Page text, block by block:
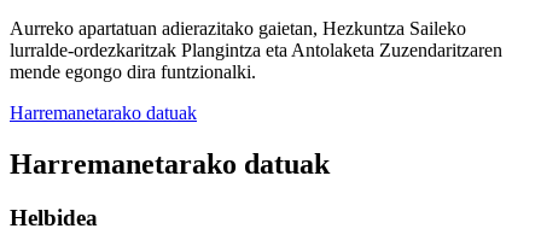
Aurreko apartatuan adierazitako gaietan, Hezkuntza Saileko
lurralde-ordezkaritzak Plangintza eta Antolaketa Zuzendaritzaren
mende egongo dira funtzionalki.
Harremanetarako datuak
Harremanetarako datuak
Helbidea